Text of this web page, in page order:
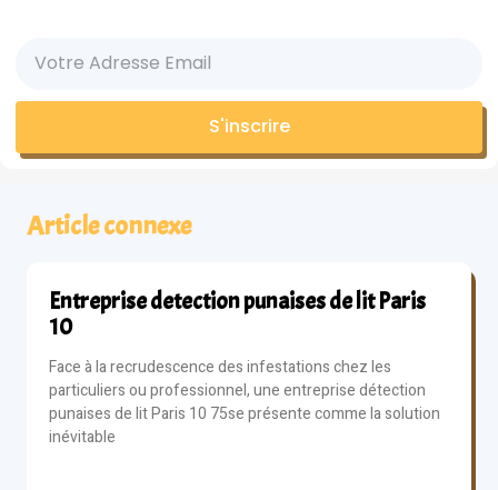
S'inscrire
Article connexe
Entreprise detection punaises de lit Paris
10
Face à la recrudescence des infestations chez les
particuliers ou professionnel, une entreprise détection
punaises de lit Paris 10 75se présente comme la solution
inévitable